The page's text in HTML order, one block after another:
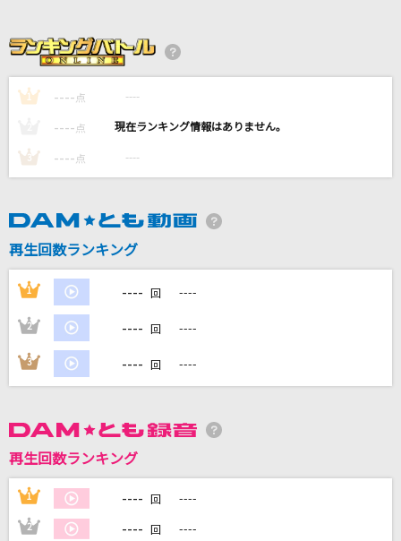
EXILE
紅蓮の弓矢(アニメver.)
Linked Horizon
Love is MY RAIL
サカナクション
カラオケ最新情報をチェック！
1 ---- 点 ----
---- 点 ----
3 ---- 点 ----
再生回数ランキング
1 ---- 回 ----
2 ---- 回 ----
3 ---- 回 ----
再生回数ランキング
1 ---- 回 ----
2 ---- 回 ----